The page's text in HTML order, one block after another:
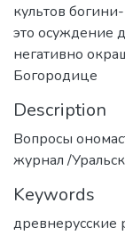
культов
это осуждение
негативно
Богородице
Description
Вопросы
журнал /
Keywords
древнерусские